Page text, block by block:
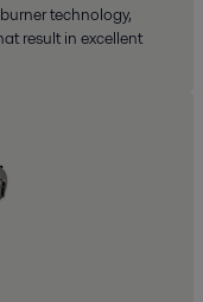
technology,
result in excellent